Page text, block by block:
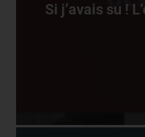
Si j’avais su !